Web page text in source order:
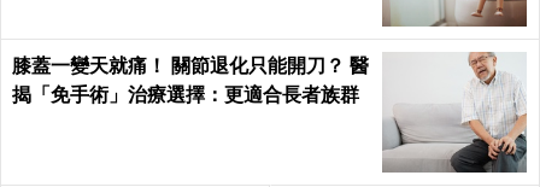
膝蓋一變天就痛！ 關節退化只能開刀？ 醫
揭「免手術」治療選擇：更適合長者族群